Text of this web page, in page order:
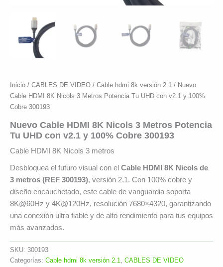
Inicio / CABLES DE VIDEO / Cable hdmi 8k versión 2.1 / Nuevo
Cable HDMI 8K Nicols 3 Metros Potencia Tu UHD con v2.1 y 100%
Cobre 300193
Nuevo Cable HDMI 8K Nicols 3 Metros Potencia
Tu UHD con v2.1 y 100% Cobre 300193
Cable HDMI 8K Nicols 3 metros
Desbloquea el futuro visual con el Cable HDMI 8K Nicols de
3 metros (REF 300193), versión 2.1. Con 100% cobre y
diseño encauchetado, este cable de vanguardia soporta
8K@60Hz y 4K@120Hz, resolución 7680×4320, garantizando
una conexión ultra fiable y de alto rendimiento para tus equipos
más avanzados.
SKU: 300193
Categorías: Cable hdmi 8k versión 2.1, CABLES DE VIDEO